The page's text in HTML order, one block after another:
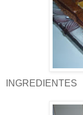
INGREDIENTES